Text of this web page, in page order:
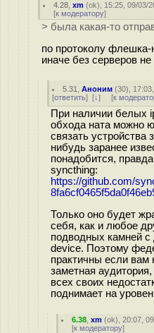
4.28 ,xm (ok), 15:25, 09/03/
[к модератору]
> была какая-то
по протоколу флешка-
иначе без серверов
5.31 ,Аноним (30),
[ответить] [↓] [к
При наличии белых
обхода ната можно
связать устройства
нибудь заранее
понадобится,
syncthing:
https://github.com/
Только оно будет
себя, как и любое
подводных камней с
device. Поэтому
практичны если вам
заметная
всех своих
поднимает на
6.38 ,xm (ok), 20:07,
[к модератору]